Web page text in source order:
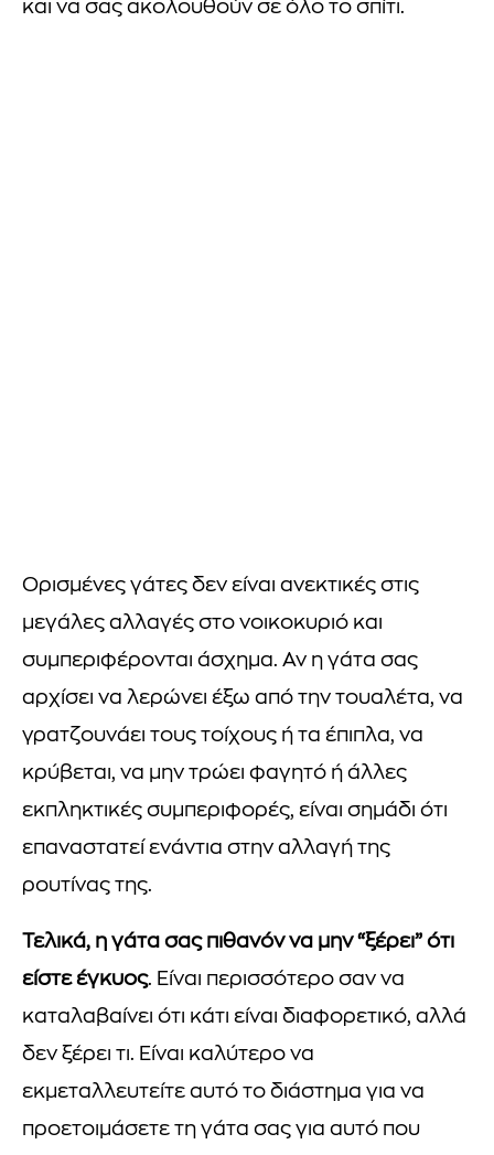
και να σας ακολουθούν σε όλο το σπίτι.
Ορισμένες γάτες δεν είναι ανεκτικές στις
μεγάλες αλλαγές στο νοικοκυριό και
συμπεριφέρονται άσχημα. Αν η γάτα σας
αρχίσει να λερώνει έξω από την τουαλέτα, να
γρατζουνάει τους τοίχους ή τα έπιπλα, να
κρύβεται, να μην τρώει φαγητό ή άλλες
εκπληκτικές συμπεριφορές, είναι σημάδι ότι
επαναστατεί ενάντια στην αλλαγή της
ρουτίνας της.
Τελικά, η γάτα σας πιθανόν να μην “ξέρει” ότι
είστε έγκυος. Είναι περισσότερο σαν να
καταλαβαίνει ότι κάτι είναι διαφορετικό, αλλά
δεν ξέρει τι. Είναι καλύτερο να
εκμεταλλευτείτε αυτό το διάστημα για να
προετοιμάσετε τη γάτα σας για αυτό που